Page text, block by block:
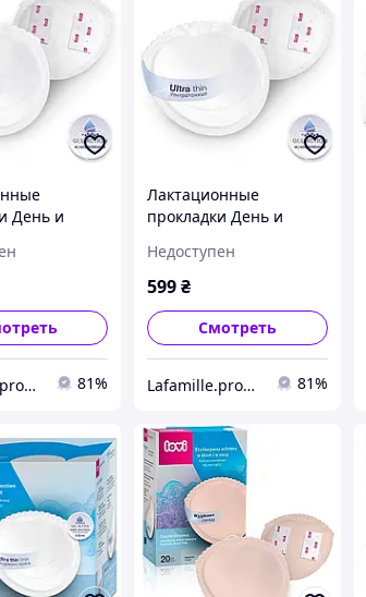
День и
Lafamille.prom.ua 81%
Лактационные
прокладки День и
- 60 шт.
Недоступен
599₴
Смотреть
Lafamille.prom.ua 81%